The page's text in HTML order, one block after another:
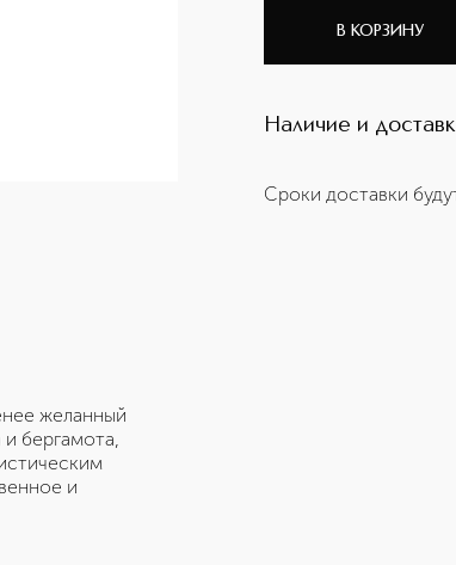
В КОРЗИНУ
Наличие и
Сроки доставки
желанный
бергамота,
и